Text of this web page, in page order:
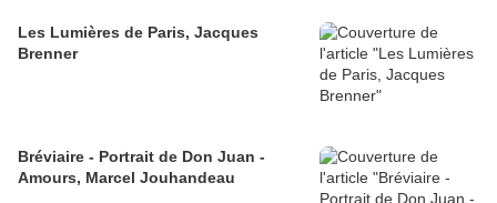
Les Lumières de Paris, Jacques
Brenner
Bréviaire - Portrait de Don Juan -
Amours, Marcel Jouhandeau